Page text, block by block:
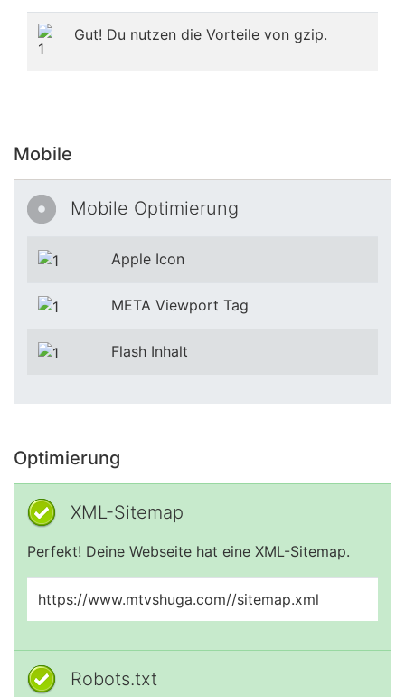
Gut! Du nutzen die Vorteile von gzip.
Mobile
Mobile Optimierung
Apple Icon
META Viewport Tag
Flash Inhalt
Optimierung
XML-Sitemap
Perfekt! Deine Webseite hat eine XML-Sitemap.
https://www.mtvshuga.com//sitemap.xml
Robots.txt